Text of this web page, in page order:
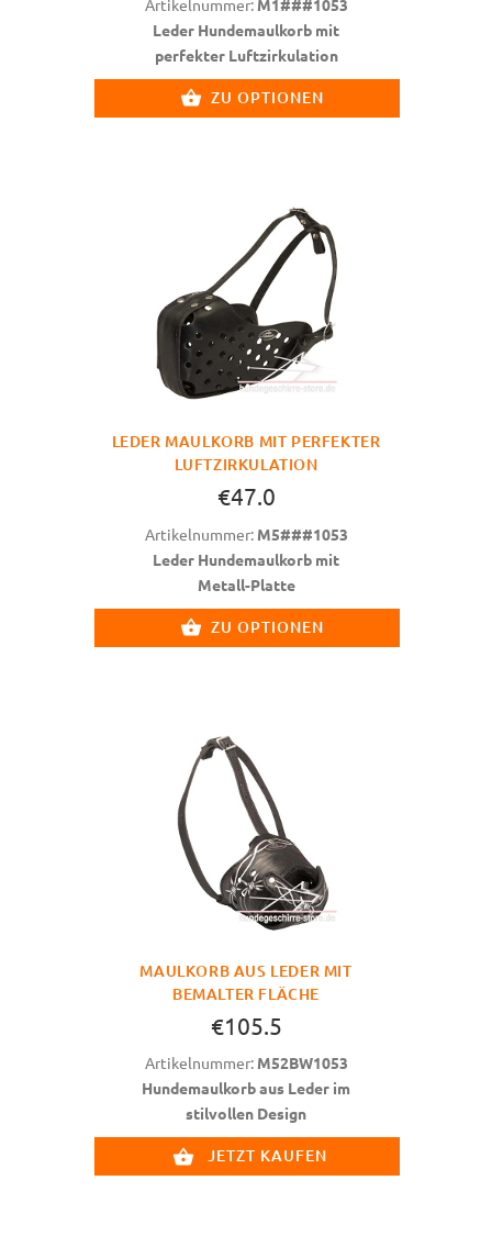
Artikelnummer: M1###1053
Leder Hundemaulkorb mit
perfekter Luftzirkulation
ZU OPTIONEN
LEDER MAULKORB MIT PERFEKTER
LUFTZIRKULATION
€47.0
Artikelnummer: M5###1053
Leder Hundemaulkorb mit
Metall-Platte
ZU OPTIONEN
MAULKORB AUS LEDER MIT
BEMALTER FLÄCHE
€105.5
Artikelnummer: M52BW1053
Hundemaulkorb aus Leder im
stilvollen Design
JETZT KAUFEN